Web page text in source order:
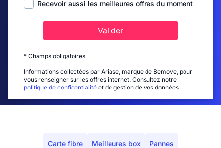
Recevoir aussi les meilleures offres du moment
Valider
* Champs obligatoires
Informations collectées par Ariase, marque de Bemove, pour
vous renseigner sur les offres internet. Consultez notre
politique de confidentialité et de gestion de vos données.
Carte fibre Meilleures box Pannes